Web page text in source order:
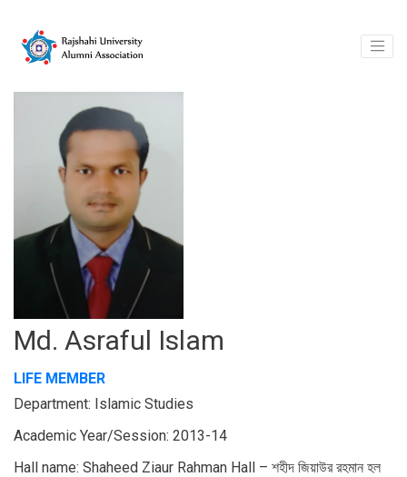
Md. Asraful Islam
LIFE MEMBER
Department: Islamic Studies
Academic Year/Session: 2013-14
Hall name: Shaheed Ziaur Rahman Hall – শহীদ জিয়াউর রহমান হল